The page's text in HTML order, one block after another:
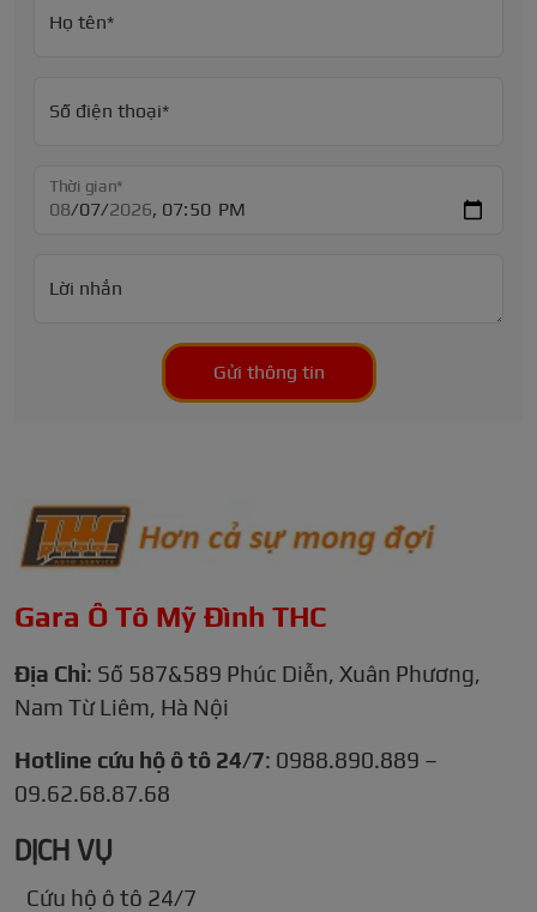
Họ tên*
Số điện thoại*
Thời gian*
Lời nhắn
Gửi thông tin
Gara Ô Tô Mỹ Đình THC
Địa Chỉ: Số 587&589 Phúc Diễn, Xuân Phương,
Nam Từ Liêm, Hà Nội
Hotline cứu hộ ô tô 24/7: 0988.890.889 –
09.62.68.87.68
DỊCH VỤ
Cứu hộ ô tô 24/7